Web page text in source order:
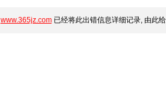
www.365jz.com已经将此出错信息详细记录, 由此